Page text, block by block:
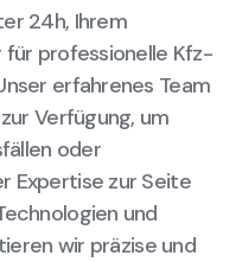
24h, Ihrem
professionelle Kfz-
erfahrenes Team
Verfügung, um
oder
Expertise zur Seite
und
wir präzise und